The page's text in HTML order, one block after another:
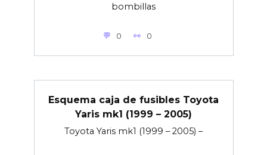
bombillas
0 0
Esquema caja de fusibles Toyota
Yaris mk1 (1999 – 2005)
Toyota Yaris mk1 (1999 – 2005) –